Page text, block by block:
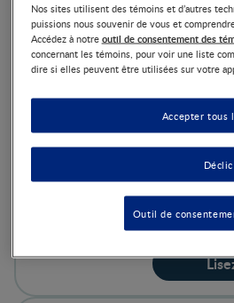
Comment
massage
2 mins de lecture
2 mins de lecture
Nos sites utilisent des témoins et d’autres
puissions nous souvenir de vous et
Accédez à notre outil de consentement des
concernant les témoins, pour voir une liste
dire si elles peuvent être utilisées sur votre
Déclic
Accepter tous
Outil de